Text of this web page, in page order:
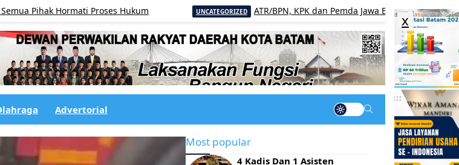
Hormati Proses Hukum UNCATEGORIZED ATR/BPN, KPK dan Pemda Jawa Barat Perkuat Sinergi
Advertorial
Most popular
4 Kadis Dan 1 Asisten
x